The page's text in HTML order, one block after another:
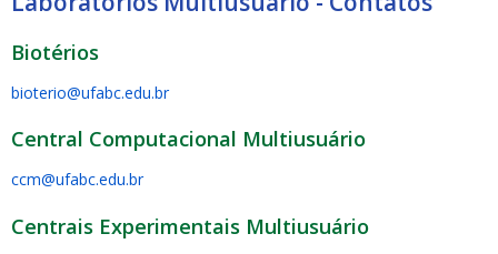
Biotérios
bioterio@ufabc.edu.br
Central Computacional Multiusuário
ccm@ufabc.edu.br
Centrais Experimentais Multiusuário